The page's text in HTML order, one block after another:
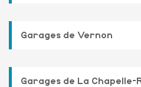
Garages de Vernon
Garages de La Chapelle-